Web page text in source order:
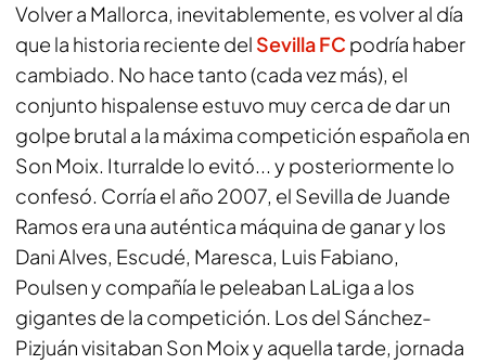
Volver a Mallorca, inevitablemente, es volver al día
que la historia reciente del Sevilla FC podría haber
cambiado. No hace tanto (cada vez más), el
conjunto hispalense estuvo muy cerca de dar un
golpe brutal a la máxima competición española en
Son Moix. Iturralde lo evitó... y posteriormente lo
confesó. Corría el año 2007, el Sevilla de Juande
Ramos era una auténtica máquina de ganar y los
Dani Alves, Escudé, Maresca, Luis Fabiano,
Poulsen y compañía le peleaban LaLiga a los
gigantes de la competición. Los del Sánchez-
Pizjuán visitaban Son Moix y aquella tarde, jornada